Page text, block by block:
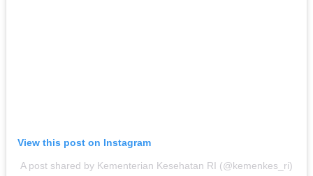
View this post on Instagram
A post shared by Kementerian Kesehatan RI (@kemenkes_ri)